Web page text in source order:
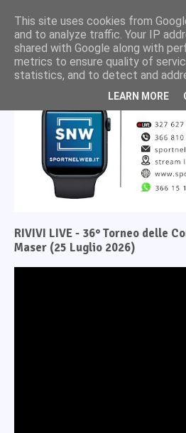
RIVIVI LIVE - 36° Torneo delle
Maser (25 Luglio 2026)
This site uses cookies from
and to analyze traffic. Your IP
shared with Google along with
metrics to ensure quality of
statistics, and to detect and
LEARN MORE